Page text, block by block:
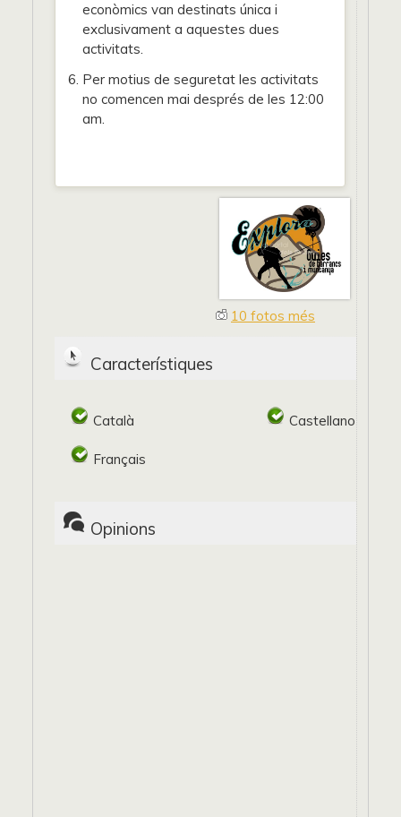
econòmics van destinats única i
exclusivament a aquestes dues
activitats.
Per motius de seguretat les activitats
no comencen mai després de les 12:00
am.
10 fotos més
Característiques
Català Castellano
Français
Opinions